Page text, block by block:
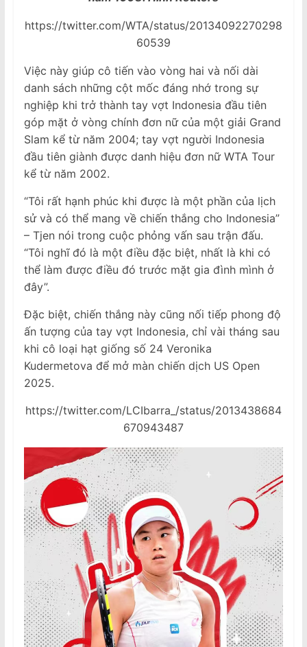
https://twitter.com/WTA/status/20134092270298
60539
Việc này giúp cô tiến vào vòng hai và nối dài
danh sách những cột mốc đáng nhớ trong sự
nghiệp khi trở thành tay vợt Indonesia đầu tiên
góp mặt ở vòng chính đơn nữ của một giải Grand
Slam kể từ năm 2004; tay vợt người Indonesia
đầu tiên giành được danh hiệu đơn nữ WTA Tour
kể từ năm 2002.
“Tôi rất hạnh phúc khi được là một phần của lịch
sử và có thể mang về chiến thắng cho Indonesia”
– Tjen nói trong cuộc phỏng vấn sau trận đấu.
“Tôi nghĩ đó là một điều đặc biệt, nhất là khi có
thể làm được điều đó trước mặt gia đình mình ở
đây”.
Đặc biệt, chiến thắng này cũng nối tiếp phong độ
ấn tượng của tay vợt Indonesia, chỉ vài tháng sau
khi cô loại hạt giống số 24 Veronika
Kudermetova để mở màn chiến dịch US Open
2025.
https://twitter.com/LCIbarra_/status/2013438684
670943487